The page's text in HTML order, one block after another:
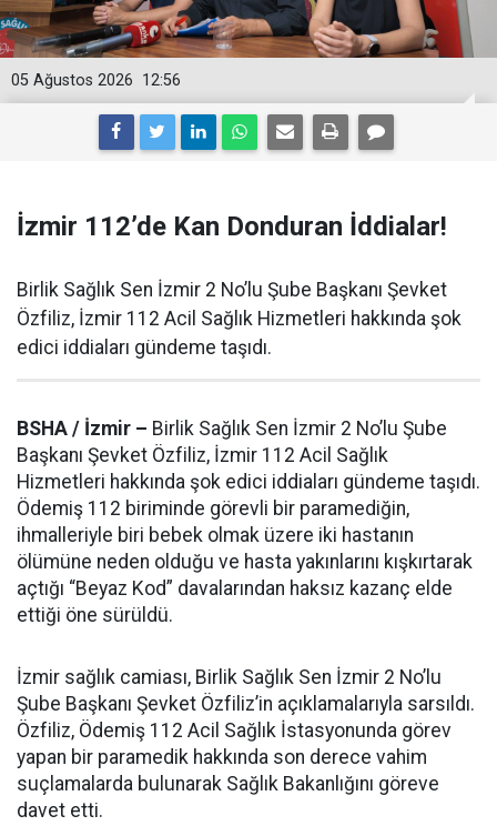
12:56
05 Ağustos 2026
İzmir 112’de Kan Donduran İddialar!
Birlik Sağlık Sen İzmir 2 No’lu Şube Başkanı Şevket
Özfiliz, İzmir 112 Acil Sağlık Hizmetleri hakkında şok
edici iddiaları gündeme taşıdı.
BSHA / İzmir – Birlik Sağlık Sen İzmir 2 No’lu Şube
Başkanı Şevket Özfiliz, İzmir 112 Acil Sağlık
Hizmetleri hakkında şok edici iddiaları gündeme taşıdı.
Ödemiş 112 biriminde görevli bir paramediğin,
ihmalleriyle biri bebek olmak üzere iki hastanın
ölümüne neden olduğu ve hasta yakınlarını kışkırtarak
açtığı “Beyaz Kod” davalarından haksız kazanç elde
ettiği öne sürüldü.
İzmir sağlık camiası, Birlik Sağlık Sen İzmir 2 No’lu
Şube Başkanı Şevket Özfiliz’in açıklamalarıyla sarsıldı.
Özfiliz, Ödemiş 112 Acil Sağlık İstasyonunda görev
yapan bir paramedik hakkında son derece vahim
suçlamalarda bulunarak Sağlık Bakanlığını göreve
davet etti.